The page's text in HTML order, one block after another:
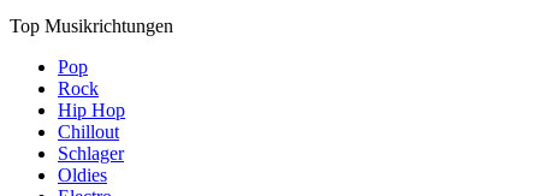
Top Musikrichtungen
Pop
Rock
Hip Hop
Chillout
Schlager
Oldies